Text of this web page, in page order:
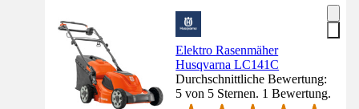
Elektro Rasenmäher
Husqvarna LC141C
Durchschnittliche Bewertung:
5 von 5 Sternen. 1 Bewertung.